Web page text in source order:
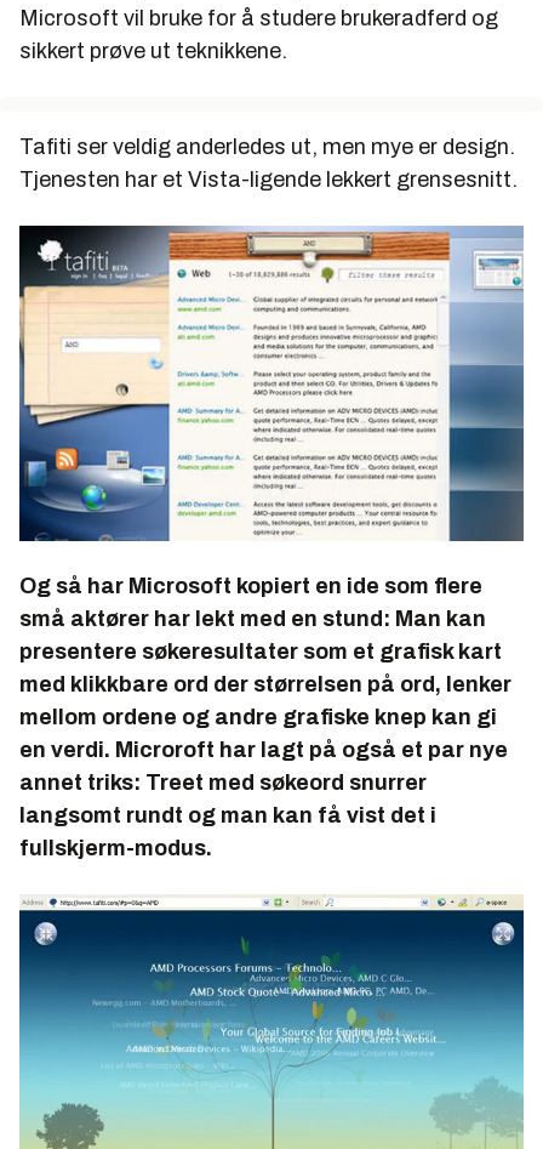
Microsoft vil bruke for å studere brukeradferd og
sikkert prøve ut teknikkene.
Tafiti ser veldig anderledes ut, men mye er design.
Tjenesten har et Vista-ligende lekkert grensesnitt.
Og så har Microsoft kopiert en ide som flere
små aktører har lekt med en stund: Man kan
presentere søkeresultater som et grafisk kart
med klikkbare ord der størrelsen på ord, lenker
mellom ordene og andre grafiske knep kan gi
en verdi. Microroft har lagt på også et par nye
annet triks: Treet med søkeord snurrer
langsomt rundt og man kan få vist det i
fullskjerm-modus.